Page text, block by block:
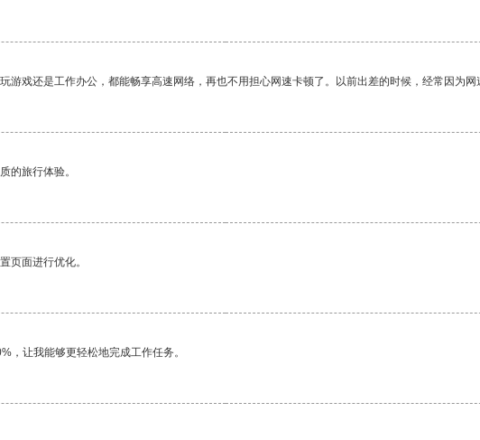
戏还是工作办公，都能畅享高速网络，再也不用担心网速卡顿了。以前出差的时候，经常因为
的旅行体验。
页面进行优化。
，让我能够更轻松地完成工作任务。